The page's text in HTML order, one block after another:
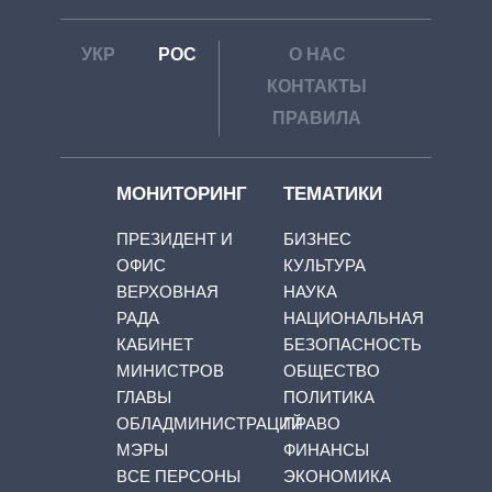
УКР РОС
О НАС
КОНТАКТЫ
ПРАВИЛА
МОНИТОРИНГ
ПРЕЗИДЕНТ И
ОФИС
ВЕРХОВНАЯ
РАДА
КАБИНЕТ
МИНИСТРОВ
ГЛАВЫ
ОБЛАДМИНИСТРАЦИЙ
МЭРЫ
ВСЕ ПЕРСОНЫ
ТЕМАТИКИ
БИЗНЕС
КУЛЬТУРА
НАУКА
НАЦИОНАЛЬНАЯ
БЕЗОПАСНОСТЬ
ОБЩЕСТВО
ПОЛИТИКА
ПРАВО
ФИНАНСЫ
ЭКОНОМИКА